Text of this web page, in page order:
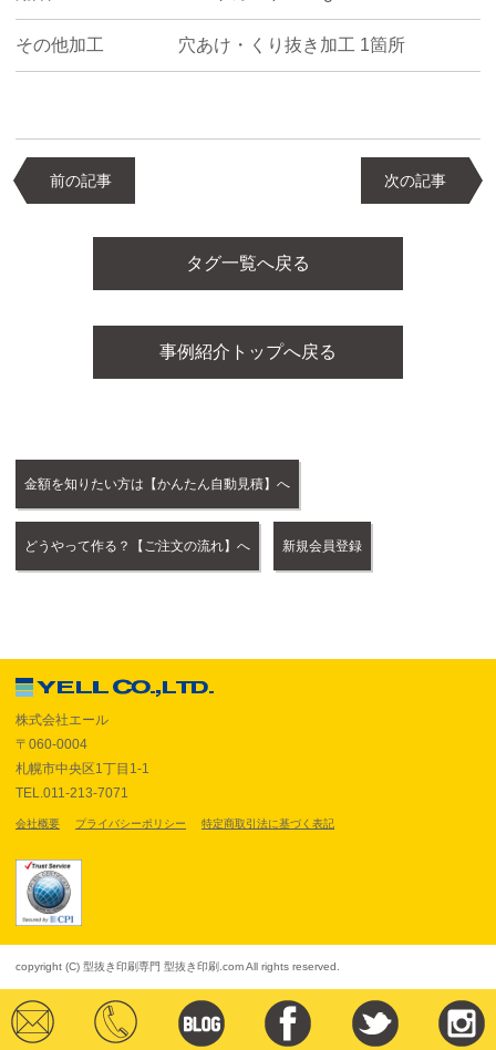
その他加工 穴あけ・くり抜き加工 1箇所
前の記事 次の記事
タグ一覧へ戻る
事例紹介トップへ戻る
金額を知りたい方は【かんたん自動見積】へ
どうやって作る？【ご注文の流れ】へ 新規会員登録
株式会社エール
〒060-0004
札幌市中央区1丁目1-1
TEL.011-213-7071
会社概要 プライバシーポリシー 特定商取引法に基づく表記
copyright (C) 型抜き印刷専門 型抜き印刷.com All rights reserved.